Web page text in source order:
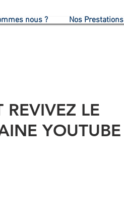
nous ? Nos Prestations
LE
YOUTUBE